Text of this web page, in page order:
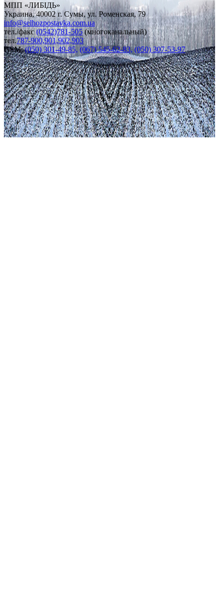
МПП «ЛИБІДЬ»
Украина, 40002 г. Сумы, ул. Роменская, 79
info@selhozpostavka.com.ua
тел./факс (0542)781-505 (многоканальный)
тел.787-900,901,902,903
GSM:(050) 301-49-85, (067) 545-62-83, (050) 307-53-97